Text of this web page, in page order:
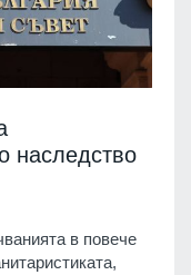
наследство
в повече